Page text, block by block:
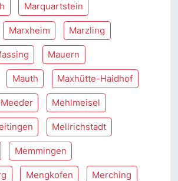
Marquartstein
Marxheim Marzling
Mauern
Mauth Maxhütte-Haidhof
Meeder Mehlmeisel
Mellrichstadt
Memmingen
Mengkofen Merching